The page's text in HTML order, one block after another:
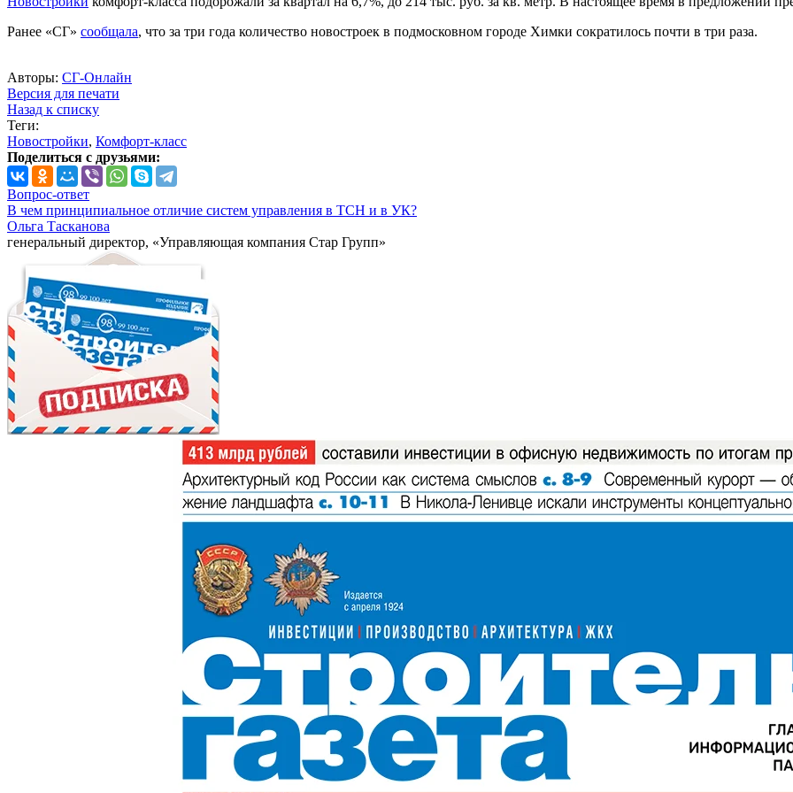
Ранее «СГ» сообщала, что за три года количество новостроек в подмосковном городе Химки сократилось почти в три раза.
Авторы: СГ-Онлайн
Версия для печати
Назад к списку
Теги:
Новостройки, Комфорт-класс
Поделиться с друзьями:
Вопрос-ответ
В чем принципиальное отличие систем управления в ТСН и в УК?
Ольга Тасканова
генеральный директор, «Управляющая компания Стар Групп»